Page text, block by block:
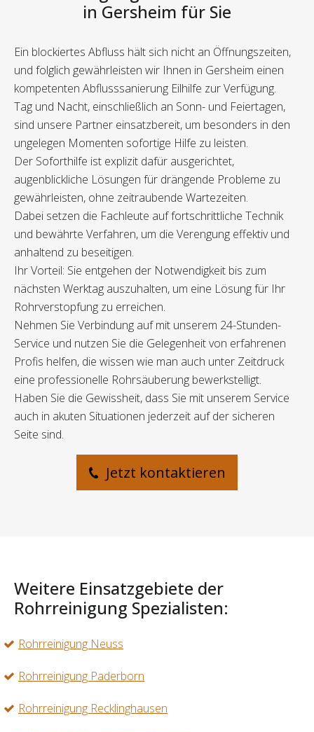
in Gersheim für Sie
Ein blockiertes Abfluss hält sich nicht an Öffnungszeiten,
und folglich gewährleisten wir Ihnen in Gersheim einen
kompetenten Abflusssanierung Eilhilfe zur Verfügung.
Tag und Nacht, einschließlich an Sonn- und Feiertagen,
sind unsere Partner einsatzbereit, um besonders in den
ungelegen Momenten sofortige Hilfe zu leisten.
Der Soforthilfe ist explizit dafür ausgerichtet,
augenblickliche Lösungen für drängende Probleme zu
gewährleisten, ohne zeitraubende Wartezeiten.
Dabei setzen die Fachleute auf fortschrittliche Technik
und bewährte Verfahren, um die Verengung effektiv und
anhaltend zu beseitigen.
Ihr Vorteil: Sie entgehen der Notwendigkeit bis zum
nächsten Werktag auszuhalten, um eine Lösung für Ihr
Rohrverstopfung zu erreichen.
Nehmen Sie Verbindung auf mit unserem 24-Stunden-
Service und nutzen Sie die Gelegenheit von erfahrenen
Profis helfen, die wissen wie man auch unter Zeitdruck
eine professionelle Rohrsäuberung bewerkstelligt.
Haben Sie die Gewissheit, dass Sie mit unserem Service
auch in akuten Situationen jederzeit auf der sicheren
Seite sind.
Jetzt kontaktieren
Weitere Einsatzgebiete der
Rohrreinigung Spezialisten:
Rohrreinigung Neuss
Rohrreinigung Paderborn
Rohrreinigung Recklinghausen